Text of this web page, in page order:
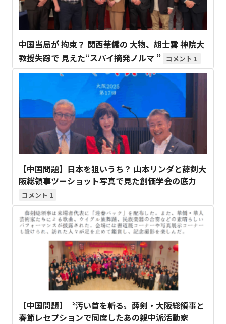
中国当局が 拘束？ 関西華僑の 大物、胡士雲 神院大
教授失踪で 見えた“スパイ摘発ノルマ ”
1
【中国問題】日本を狙いうち？ 山本リンダと薛剣大
阪総領事ツーショット写真で見た創価学会の底力
1
【中国問題】〝汚い首を斬る〟薛剣・大阪総領事と
春節レセプションで同席したあの親中派活動家